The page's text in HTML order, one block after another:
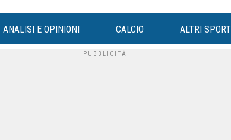
ANALISI E OPINIONI CALCIO ALTRI SPORT